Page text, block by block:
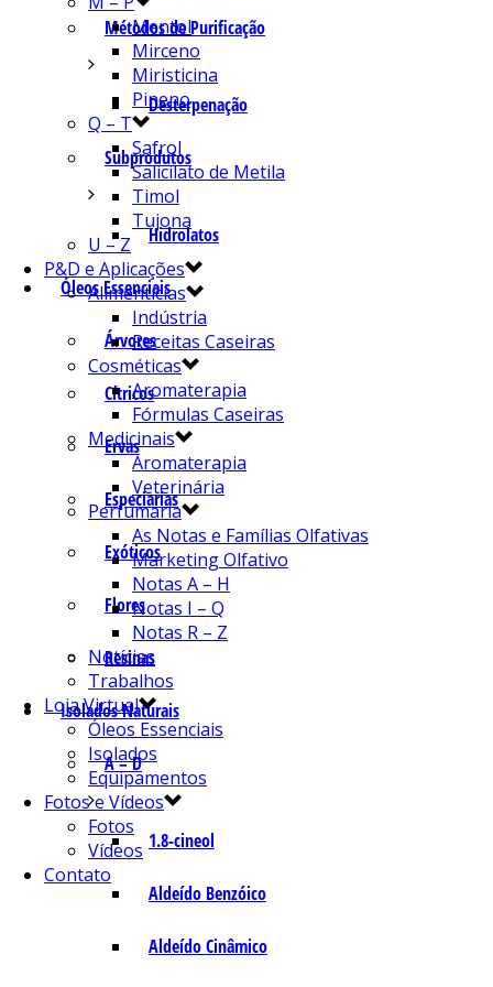
Métodos de Purificação
Desterpenação
Subprodutos
Hidrolatos
Óleos Essenciais
Árvores
Cítricos
Ervas
Especiarias
Exóticos
Flores
Resinas
Isolados Naturais
A – D
1.8-cineol
Aldeído Benzóico
Aldeído Cinâmico
Mentol
Mirceno
Miristicina
Pineno
Q – T
Safrol
Salicilato de Metila
Timol
Tujona
U – Z
P&D e Aplicações
Alimentícias
Indústria
Receitas Caseiras
Cosméticas
Aromaterapia
Fórmulas Caseiras
Medicinais
Aromaterapia
Veterinária
Perfumaria
As Notas e Famílias Olfativas
Marketing Olfativo
Notas A – H
Notas I – Q
Notas R – Z
Notícias
Trabalhos
Loja Virtual
Óleos Essenciais
Isolados
Equipamentos
Fotos e Vídeos
Fotos
Vídeos
Contato